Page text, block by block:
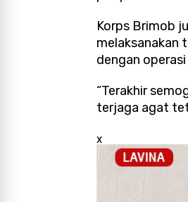
Korps Brimob
melaksanakan
dengan
“Terakhir
terjaga agat
x